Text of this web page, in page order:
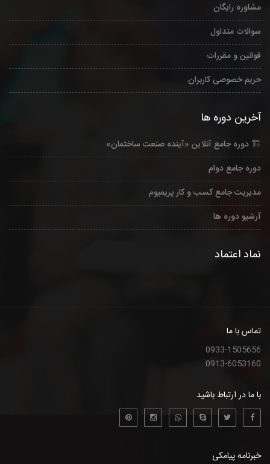
مشاوره رایگان
سوالات متداول
قوانین و مقررات
حریم خصوصی کاربران
آخرین دوره ها
🏗️ دوره جامع آنلاین «آینده صنعت ساختمان»
دوره جامع دوام
مدیریت جامع کسب و کار پریمیوم
آرشیو دوره ها
نماد اعتماد
تماس با ما
0933-1505656
0913-6053160
با ما در ارتباط باشید
خبرنامه پیامکی